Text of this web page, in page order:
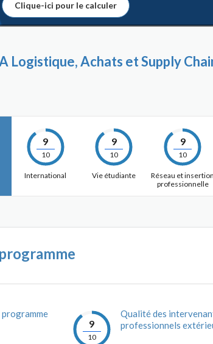
Clique-ici pour le calculer
Logistique, Achats et Supply
9
10
International
9
10
Vie étudiante
9
10
Réseau et insertion
professionnelle
programme
9
10
Qualité des
professionnels